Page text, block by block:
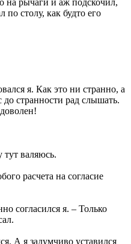
по столу, как будто его
я. Как это ни странно, а
до странности рад слышать.
валяюсь.
расчета на согласие
согласился я. – Только
А я задумчиво уставился